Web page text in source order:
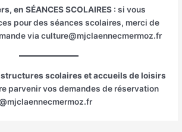
en SÉANCES SCOLAIRES :si vous
pour des séances scolaires, merci de
via culture@mjclaennecmermoz.fr
scolaires et accueils de loisirs
parvenir vos demandes de réservation